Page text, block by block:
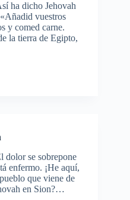
ha dicho Jehovah
vuestros
y comed carne.
la tierra de Egipto,
dolor se sobrepone
enfermo. ¡He aquí,
que viene de
en Sion?…